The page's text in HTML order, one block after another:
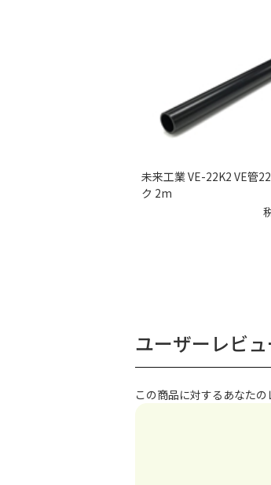
未来工業 VE-22K2 VE管
ク 2m
ユーザーレビュ
この商品に対するあなたの